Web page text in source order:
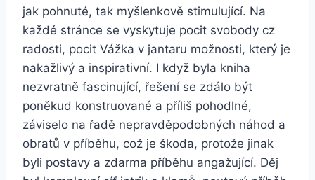
jak pohnuté, tak myšlenkově stimulující. Na
každé stránce se vyskytuje pocit svobody cz
radosti, pocit Vážka v jantaru možnosti, který je
nakažlivý a inspirativní. I když byla kniha
nezvratně fascinující, řešení se zdálo být
poněkud konstruované a příliš pohodlné,
záviselo na řadě nepravděpodobných náhod a
obratů v příběhu, což je škoda, protože jinak
byli postavy a zdarma příběhu angažující. Děj